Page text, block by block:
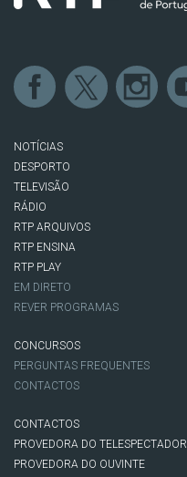
NOTÍCIAS
DESPORTO
TELEVISÃO
RÁDIO
RTP ARQUIVOS
RTP ENSINA
RTP PLAY
EM DIRETO
REVER PROGRAMAS
CONCURSOS
PERGUNTAS FREQUENTES
CONTACTOS
CONTACTOS
PROVEDORA DO TELESPECTADOR
PROVEDORA DO OUVINTE